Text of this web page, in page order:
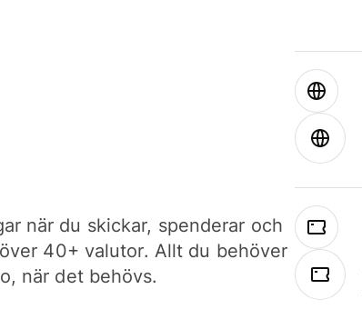
när du skickar, spenderar och
40+ valutor. Allt du behöver
när det behövs.